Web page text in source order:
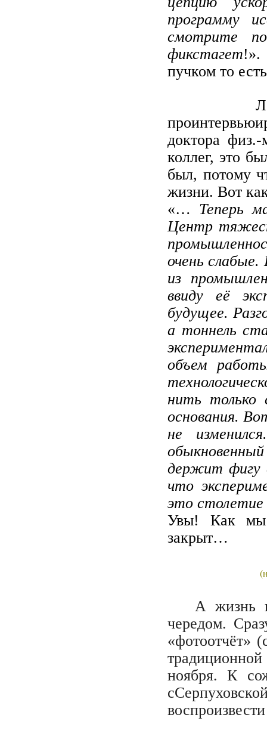
программу
смотрите
фикстагет
пучком то
доктора
коллег, это
был, потому
жизни. Вот
«… Теперь
Центр
очень слабые.
из
ввиду её
будущее.
а тоннель
объем
нить
основания.
не
держит фигу
что
это столетие
Увы! Как
закрыт…
А жизнь
чередом.
«фотоотчёт»
ноября. К